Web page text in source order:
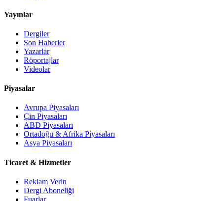
Yayınlar
Dergiler
Son Haberler
Yazarlar
Röportajlar
Videolar
Piyasalar
Avrupa Piyasaları
Çin Piyasaları
ABD Piyasaları
Ortadoğu & Afrika Piyasaları
Asya Piyasaları
Ticaret & Hizmetler
Reklam Verin
Dergi Aboneliği
Fuarlar